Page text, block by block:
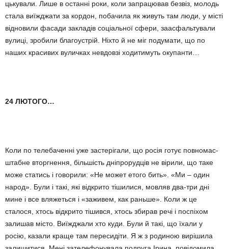
цькували. Лише в останні роки, коли запра­цював безвіз, молодь
стала виїж­джати за кордон, побачила як живуть там люди, у місті
відновили фасади закладів соціальної сфери, заасфальтували
вулиці, зробили благоустрій. Ніхто й не міг подума­ти, що по
наших красивих вуличках невдовзі ходитимуть окупанти…
24 ЛЮТОГО…
Коли по телебаченні уже застері­гали, що росія готує повномас­
штабне вторгнення, більшість дніп­рорудців не вірили, що таке
може статись і говорили: «Не может ето­го бить». «Ми – один
народ». Були і такі, які відкрито тішилися, мовляв два-три дні
мине і все вляжеться і «заживем, как раньше». Коли ж це
сталося, хтось відкрито тішився, хтось збирав речі і поспіхом
зали­шав місто. Виїжджали хто куди. Бу­ли й такі, що їхали у
росію, казали краще там пересидіти. Я ж з ро­диною вирішила